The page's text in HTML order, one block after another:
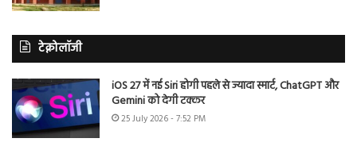
टेक्नोलॉजी
iOS 27 में नई Siri होगी पहले से ज्यादा स्मार्ट, ChatGPT और
Gemini को देगी टक्कर
25 July 2026 - 7:52 PM